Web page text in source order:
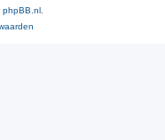
phpBB.nl